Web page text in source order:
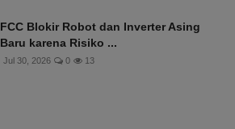
FCC Blokir Robot dan Inverter Asing
Baru karena Risiko ...
Jul 30, 2026 0 13